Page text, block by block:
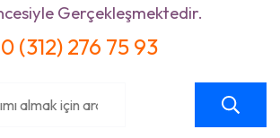
Gerçekleşmektedir.
0 (312) 276 75 93